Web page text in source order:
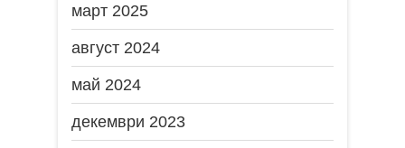
март 2025
август 2024
май 2024
декември 2023